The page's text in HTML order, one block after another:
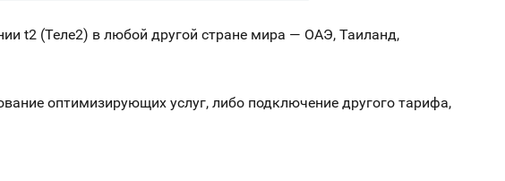
t2 (Теле2) в любой другой стране мира — ОАЭ, Таиланд,
оптимизирующих услуг, либо подключение другого тарифа,